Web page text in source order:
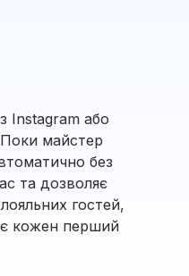
Instagram або
майстер
без
та дозволяє
гостей,
кожен перший